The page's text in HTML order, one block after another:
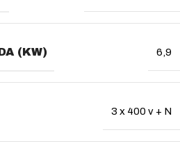
(KW) 6,9
3 x 400 v + N